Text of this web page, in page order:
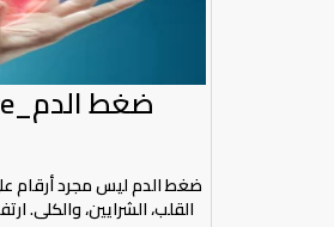
ضغط الدم_blood pressure
ضغط الدم ليس مجرد أرقام
القلب، الشرايين، والكلى.